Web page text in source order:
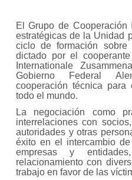
El Grupo de
estratégicas de la Unidad
ciclo de formación sobre
dictado por el
Internationale
Gobierno Federal
cooperación técnica
todo el mundo.
La negociación como
interrelaciones con
autoridades y otras
éxito en el intercambio
empresas y
relacionamiento con
trabajo en favor de las